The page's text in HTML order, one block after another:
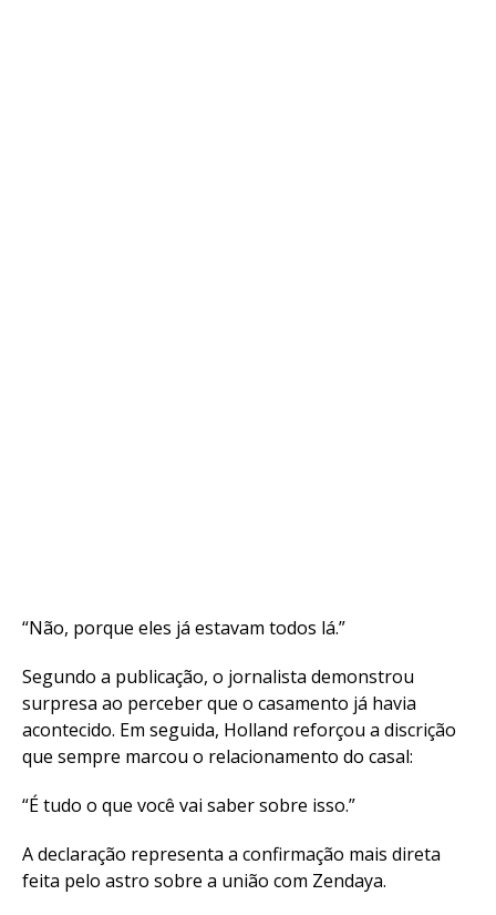
“Não, porque eles já estavam todos lá.”
Segundo a publicação, o jornalista demonstrou
surpresa ao perceber que o casamento já havia
acontecido. Em seguida, Holland reforçou a discrição
que sempre marcou o relacionamento do casal:
“É tudo o que você vai saber sobre isso.”
A declaração representa a confirmação mais direta
feita pelo astro sobre a união com Zendaya.